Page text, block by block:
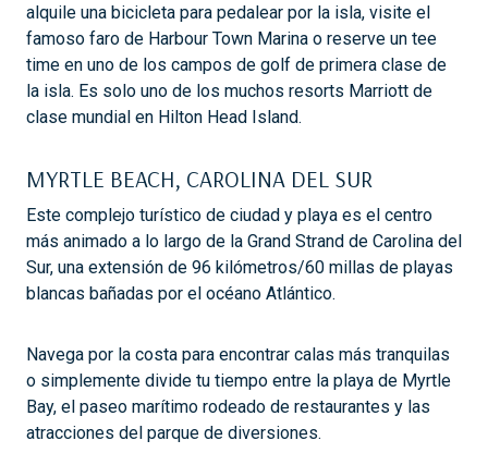
alquile una bicicleta para pedalear por la isla, visite el
famoso faro de Harbour Town Marina o reserve un tee
time en uno de los campos de golf de primera clase de
la isla. Es solo uno de los muchos resorts Marriott de
clase mundial en Hilton Head Island.
MYRTLE BEACH, CAROLINA DEL SUR
Este complejo turístico de ciudad y playa es el centro
más animado a lo largo de la Grand Strand de Carolina del
Sur, una extensión de 96 kilómetros/60 millas de playas
blancas bañadas por el océano Atlántico.
Navega por la costa para encontrar calas más tranquilas
o simplemente divide tu tiempo entre la playa de Myrtle
Bay, el paseo marítimo rodeado de restaurantes y las
atracciones del parque de diversiones.